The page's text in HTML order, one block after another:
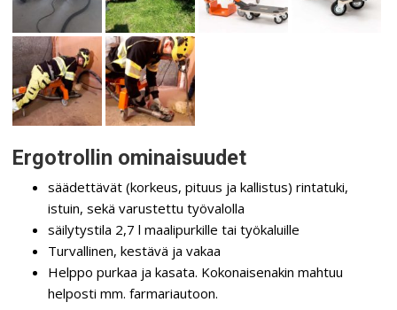
Ergotrollin ominaisuudet
säädettävät (korkeus, pituus ja kallistus) rintatuki,
istuin, sekä varustettu työvalolla
säilytystila 2,7 l maalipurkille tai työkaluille
Turvallinen, kestävä ja vakaa
Helppo purkaa ja kasata. Kokonaisenakin mahtuu
helposti mm. farmariautoon.